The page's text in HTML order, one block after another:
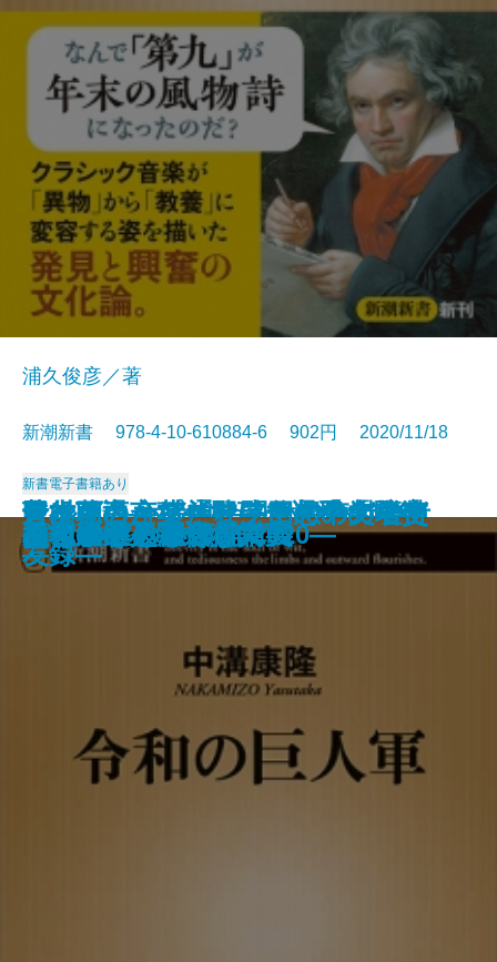
アントニオ猪木―闘魂60余年の軌
跡―
野村萬斎―なぜ彼は一人勝ちなの
か―
日本の近代建築ベスト50
談志のはなし
ビートルズ
イルカと心は通じるか―海獣学者
の孤軍奮闘記―
陶芸は生きがいになる
現役引退―プロ野球名選手「最後
の1年」―
書きたい人のためのミステリ入門
ベートーヴェンと日本人
浦久俊彦／著
新潮新書 978-4-10-610884-6 902円 2020/11/18
新書電子書籍あり
令和の巨人軍
美術展の不都合な真実
倉本聰の言葉―ドラマの中の名言
―
ひとの住処―1964-2020―
昔は面白かったな―回想の文壇交
友録―
近代建築そもそも講義
秋吉敏子と渡辺貞夫
ベストセラー伝説
パスタぎらい
ドラマへの遺言